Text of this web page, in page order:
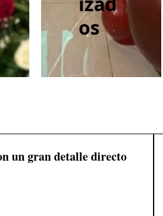
os
un gran detalle directo